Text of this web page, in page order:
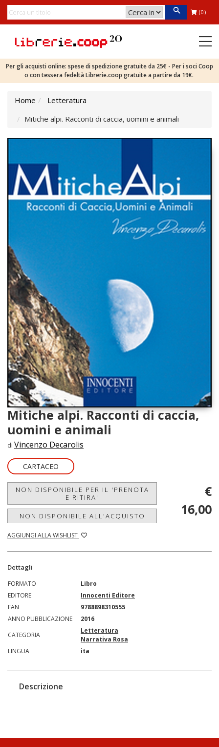
(0)
Per gli acquisti online: spese di spedizione gratuite da 25€ - Per i soci Coop
o con tessera fedeltà Librerie.coop gratuite a partire da 19€.
Home
Letteratura
Mitiche alpi. Racconti di caccia, uomini e animali
Mitiche alpi. Racconti di caccia,
uomini e animali
di Vincenzo Decarolis
CARTACEO
NON DISPONIBILE PER IL 'PRENOTA
E RITIRA'
NON DISPONIBILE ALL'ACQUISTO
AGGIUNGI ALLA WISHLIST
€
16,00
Dettagli
FORMATO
Libro
EDITORE
Innocenti Editore
EAN
9788898310555
ANNO PUBBLICAZIONE
2016
CATEGORIA
Letteratura
Narrativa Rosa
LINGUA
ita
Descrizione